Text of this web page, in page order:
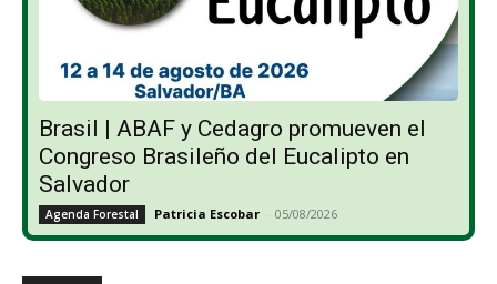
Brasil | ABAF y Cedagro promueven el
Congreso Brasileño del Eucalipto en
Salvador
Agenda Forestal Patricia Escobar - 05/08/2026